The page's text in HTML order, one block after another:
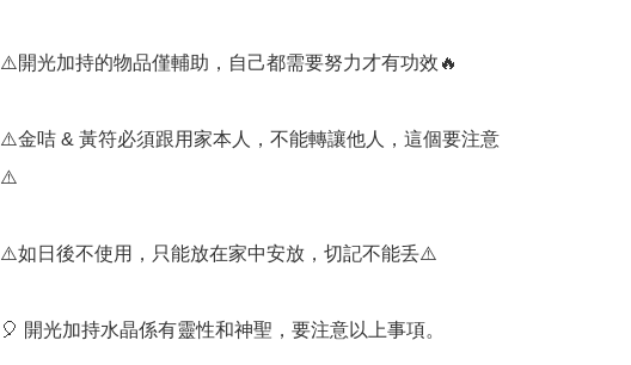
⚠️開光加持的物品僅輔助，自己都需要努力才有功效🔥
⚠️金咭 & 黃符必須跟用家本人，不能轉讓他人，這個要注意
⚠️
⚠️如日後不使用，只能放在家中安放，切記不能丢⚠️
🎈 開光加持水晶係有靈性和神聖，要注意以上事項。